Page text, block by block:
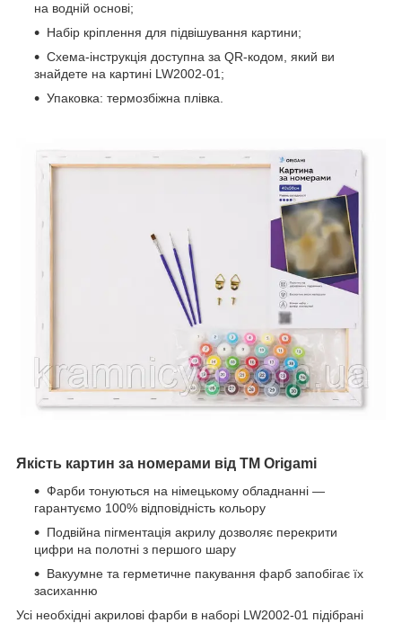
на водній основі;
Набір кріплення для підвішування картини;
Схема-інструкція доступна за QR-кодом, який ви
знайдете на картині LW2002-01;
Упаковка: термозбіжна плівка.
Якість картин за номерами від ТМ Origami
Фарби тонуються на німецькому обладнанні —
гарантуємо 100% відповідність кольору
Подвійна пігментація акрилу дозволяє перекрити
цифри на полотні з першого шару
Вакуумне та герметичне пакування фарб запобігає їх
засиханню
Усі необхідні акрилові фарби в наборі LW2002-01 підібрані